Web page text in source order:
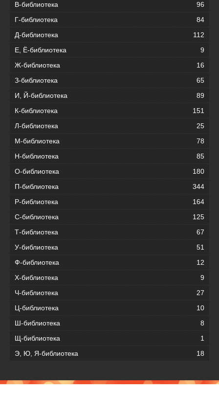
В-библиотека
96
Г-библиотека
84
Д-библиотека
112
Е, Ё-библиотека
9
Ж-библиотека
16
З-библиотека
65
И, Й-библиотека
89
К-библиотека
151
Л-библиотека
25
М-библиотека
78
Н-библиотека
85
О-библиотека
180
П-библиотека
344
Р-библиотека
164
С-библиотека
125
Т-библиотека
67
У-библиотека
51
Ф-библиотека
12
Х-библиотека
9
Ч-библиотека
27
Ц-библиотека
10
Ш-библиотека
8
Щ-библиотека
1
Э, Ю, Я-библиотека
18